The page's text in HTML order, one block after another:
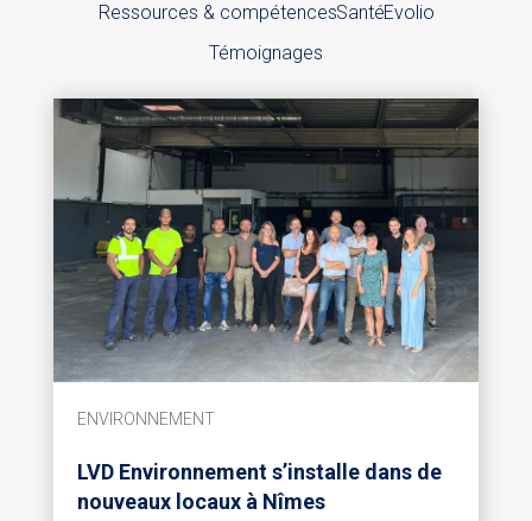
Ressources & compétencesSantéEvolio
Témoignages
ENVIRONNEMENT
LVD Environnement s’installe dans de
nouveaux locaux à Nîmes